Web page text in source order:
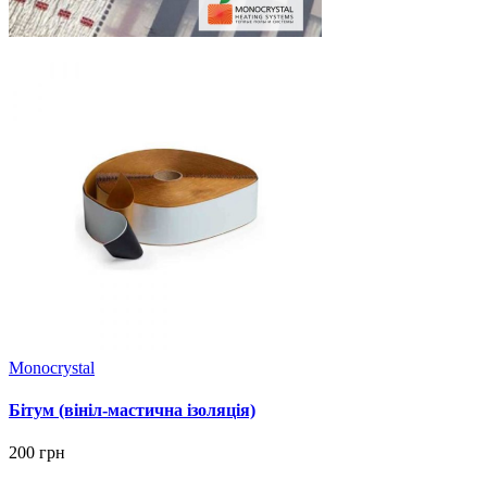
Monocrystal
Бітум (вініл-мастична ізоляція)
200 грн